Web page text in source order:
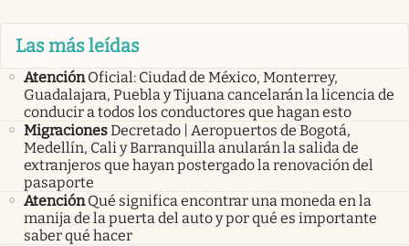
Las más leídas
Atención Oficial: Ciudad de México, Monterrey,
Guadalajara, Puebla y Tijuana cancelarán la licencia de
conducir a todos los conductores que hagan esto
MigracionesDecretado | Aeropuertos de Bogotá,
Medellín, Cali y Barranquilla anularán la salida de
extranjeros que hayan postergado la renovación del
pasaporte
Atención Qué significa encontrar una moneda en la
manija de la puerta del auto y por qué es importante
saber qué hacer